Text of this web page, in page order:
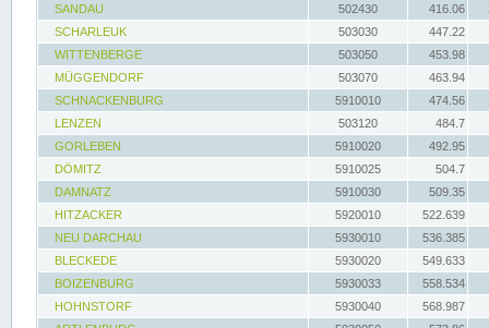
SANDAU
502430 416.06
SCHARLEUK
503030 447.22
WITTENBERGE
503050 453.98
MÜGGENDORF
503070 463.94
SCHNACKENBURG
5910010 474.56
LENZEN
503120
484.7
GORLEBEN
5910020
492.95
DÖMITZ
5910025 504.7
DAMNATZ
5910030
509.35
HITZACKER
5920010
522.639
NEU DARCHAU
5930010
536.385
BLECKEDE
5930020
549.633
BOIZENBURG
5930033
558.534
HOHNSTORF
5930040
568.987